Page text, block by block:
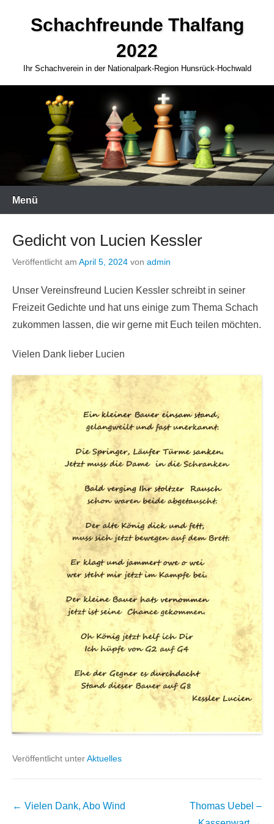
Schachfreunde Thalfang
2022
Ihr Schachverein in der Nationalpark-Region Hunsrück-Hochwald
Menü
Gedicht von Lucien Kessler
Veröffentlicht am April 5, 2024 von admin
Unser Vereinsfreund Lucien Kessler schreibt in seiner
Freizeit Gedichte und hat uns einige zum Thema Schach
zukommen lassen, die wir gerne mit Euch teilen möchten.
Vielen Dank lieber Lucien
Veröffentlicht unterAktuelles
Beitragsnavigation
← Vielen Dank, Abo Wind
Thomas Uebel –